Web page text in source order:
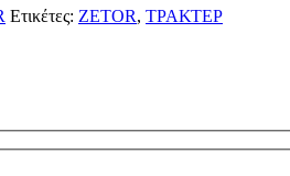
Ετικέτες: ZETOR, ΤΡΑΚΤΕΡ